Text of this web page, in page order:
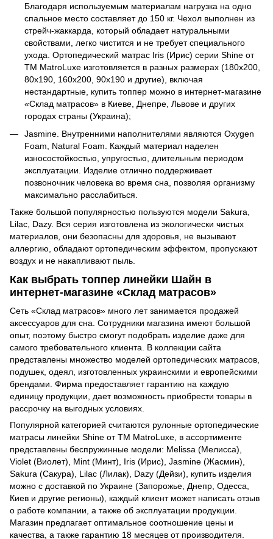
Благодаря используемым материалам нагрузка на одно
спальное место составляет до 150 кг. Чехол выполнен из
стрейч-жаккарда, который обладает натуральными
свойствами, легко чистится и не требует специального
ухода. Ортопедический матрас Iris (Ирис) серии Shine от
ТМ MatroLuxe изготовляется в разных размерах (180х200,
80х190, 160х200, 90х190 и другие), включая
нестандартные, купить топпер можно в интернет-магазине
«Склад матрасов» в Киеве, Днепре, Львове и других
городах страны (Украина);
Jasmine. Внутренними наполнителями являются Oxygen
Foam, Natural Foam. Каждый материал наделен
износостойкостью, упругостью, длительным периодом
эксплуатации. Изделие отлично поддерживает
позвоночник человека во время сна, позволяя организму
максимально расслабиться.
Также большой популярностью пользуются модели Sakura,
Lilac, Dazy. Вся серия изготовлена из экологически чистых
материалов, они безопасны для здоровья, не вызывают
аллергию, обладают ортопедическим эффектом, пропускают
воздух и не накапливают пыль.
Как выбрать топпер линейки Шайн в
интернет-магазине «Склад матрасов»
Сеть «Склад матрасов» много лет занимается продажей
аксессуаров для сна. Сотрудники магазина имеют большой
опыт, поэтому быстро смогут подобрать изделие даже для
самого требовательного клиента. В коллекции сайта
представлены множество моделей ортопедических матрасов,
подушек, одеял, изготовленных украинскими и европейскими
брендами. Фирма предоставляет гарантию на каждую
единицу продукции, дает возможность приобрести товары в
рассрочку на выгодных условиях.
Популярной категорией считаются рулонные ортопедические
матрасы линейки Shine от ТМ MatroLuxe, в ассортименте
представлены беспружинные модели: Melissa (Мелисса),
Violet (Виолет), Mint (Минт), Iris (Ирис), Jasmine (Жасмин),
Sakura (Сакура), Lilac (Лилак), Dazy (Дейзи), купить изделия
можно с доставкой по Украине (Запорожье, Днепр, Одесса,
Киев и другие регионы), каждый клиент может написать отзыв
о работе компании, а также об эксплуатации продукции.
Магазин предлагает оптимальное соотношение цены и
качества, а также гарантию 18 месяцев от производителя.